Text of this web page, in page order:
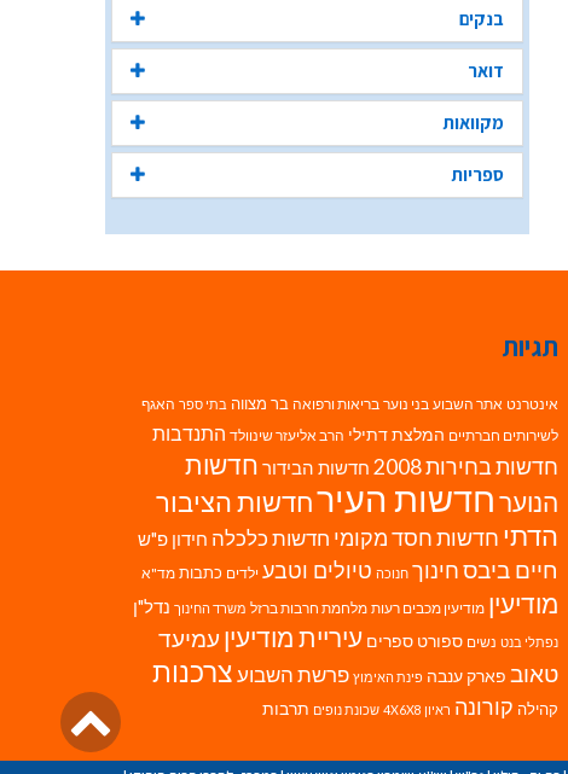
בנקים
דואר
מקוואות
ספריות
תגיות
אינטרנט אתר השבוע בני נוער בריאות ורפואה בר מצווה בתי ספר האגף
לשירותים חברתיים המלצת דתילי הרב אליעזר שינוולד התנדבות
חדשות בחירות 2008 חדשות הבידור חדשות
הנוערחדשות העירחדשות הציבור
הדתי חדשות חסד מקומי חדשות כלכלה חידון פ"ש
חיים ביבסחינוך חנוכה טיולים וטבע ילדים כתבות מד"א
מודיעין מודיעין מכבים רעות מלחמת חרבות ברזל משרד החינוך נדל"ן
נפתלי בנט נשים ספורט ספרים עיריית מודיעין עמיעד
טאוב פארק ענבה פינת האימוץ פרשת השבועצרכנות
קהילה קורונה ראיון 4X6X8 שכונת נופים תרבות